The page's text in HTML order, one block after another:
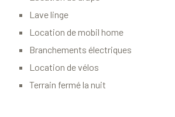
Lave linge
Location de mobil home
Branchements électriques
Location de vélos
Terrain fermé la nuit